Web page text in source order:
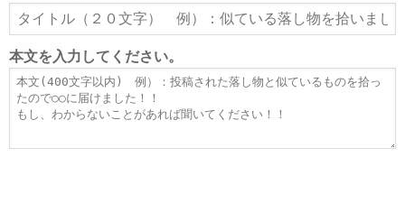
ア
ド
レ
ス
タ
イ
ト
ル
本文を入力してください。
本
文